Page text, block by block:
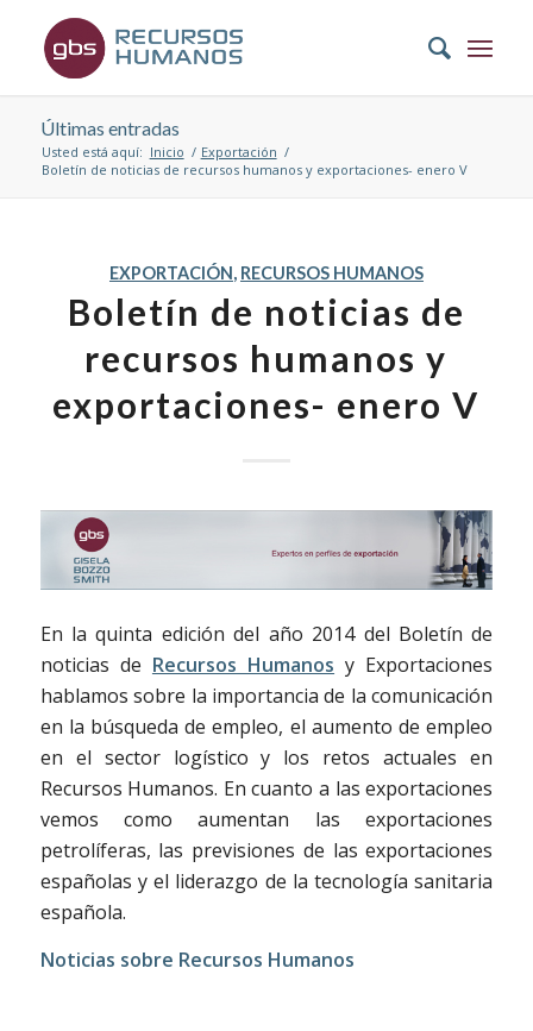
Últimas entradas
Usted está aquí: Inicio / Exportación /
Boletín de noticias de recursos humanos y exportaciones- enero V
EXPORTACIÓN, RECURSOS HUMANOS
Boletín de noticias de
recursos humanos y
exportaciones- enero V
En la quinta edición del año 2014 del Boletín de
noticias de Recursos Humanos y Exportaciones
hablamos sobre la importancia de la comunicación
en la búsqueda de empleo, el aumento de empleo
en el sector logístico y los retos actuales en
Recursos Humanos. En cuanto a las exportaciones
vemos como aumentan las exportaciones
petrolíferas, las previsiones de las exportaciones
españolas y el liderazgo de la tecnología sanitaria
española.
Noticias sobre Recursos Humanos